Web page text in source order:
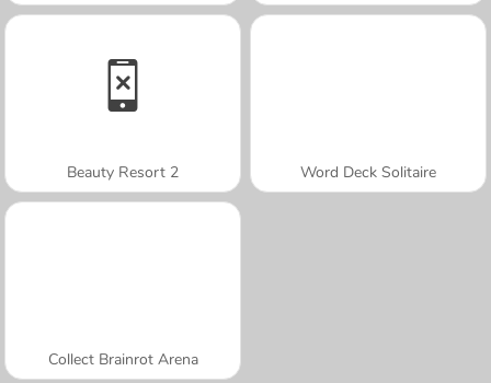
Beauty Resort 2 Word Deck Solitaire
Collect Brainrot Arena